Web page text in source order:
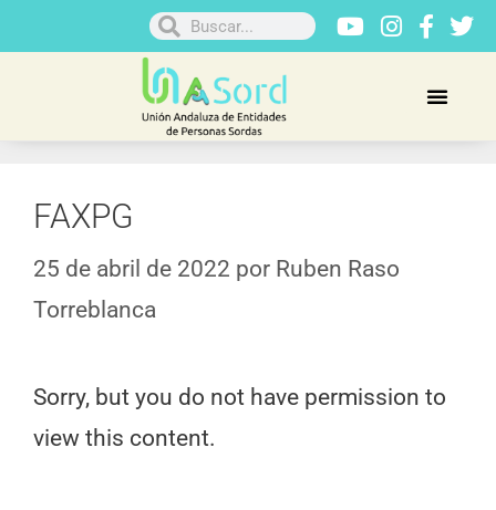
FAXPG
25 de abril de 2022 por Ruben Raso
Torreblanca
Sorry, but you do not have permission to
view this content.